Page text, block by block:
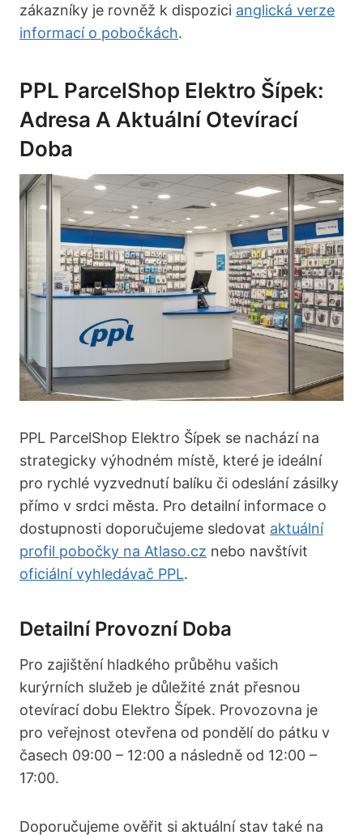
zákazníky je rovněž k dispozici anglická verze
informací o pobočkách.
PPL ParcelShop Elektro Šípek:
Adresa A Aktuální Otevírací
Doba
PPL ParcelShop Elektro Šípek se nachází na
strategicky výhodném místě, které je ideální
pro rychlé vyzvednutí balíku či odeslání zásilky
přímo v srdci města. Pro detailní informace o
dostupnosti doporučujeme sledovat aktuální
profil pobočky na Atlaso.cz nebo navštívit
oficiální vyhledávač PPL.
Detailní Provozní Doba
Pro zajištění hladkého průběhu vašich
kurýrních služeb je důležité znát přesnou
otevírací dobu Elektro Šípek. Provozovna je
pro veřejnost otevřena od pondělí do pátku v
časech 09:00 – 12:00 a následně od 12:00 –
17:00.
Doporučujeme ověřit si aktuální stav také na